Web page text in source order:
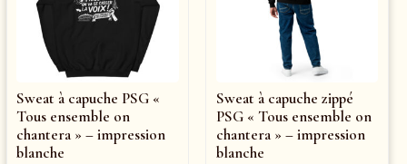
Sweat à capuche PSG «
Tous ensemble on
chantera » – impression
blanche
Sweat à capuche zippé
PSG « Tous ensemble on
chantera » – impression
blanche